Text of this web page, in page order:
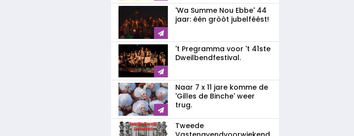
'Wa Summe Nou Ebbe' 44
jaar: één gròòt jubelféést!
't Pregramma voor 't 41ste
Dweilbendfestival.
Naar 7 x 11 jare komme de
'Gilles de Binche' weer
trug.
Tweede